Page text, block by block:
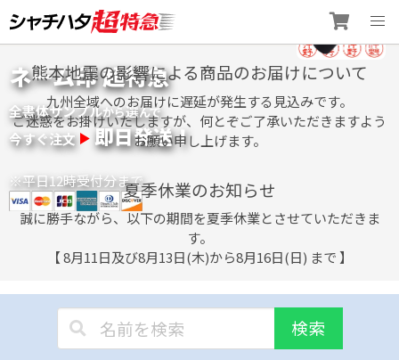
to
content
ネーム印 超特急
全書体サンプルから選んで
今すぐ注文 即日発送！
※平日12時受付分まで
熊本地震の影響による商品のお届けについて
九州全域へのお届けに遅延が発生する見込みです。
ご迷惑をお掛けいたしますが、何とぞご了承いただきますよう
お願い申し上げます。
夏季休業のお知らせ
誠に勝手ながら、以下の期間を夏季休業とさせていただきま
す。
【 8月11日及び8月13日(木)から8月16日(日) まで 】
検索